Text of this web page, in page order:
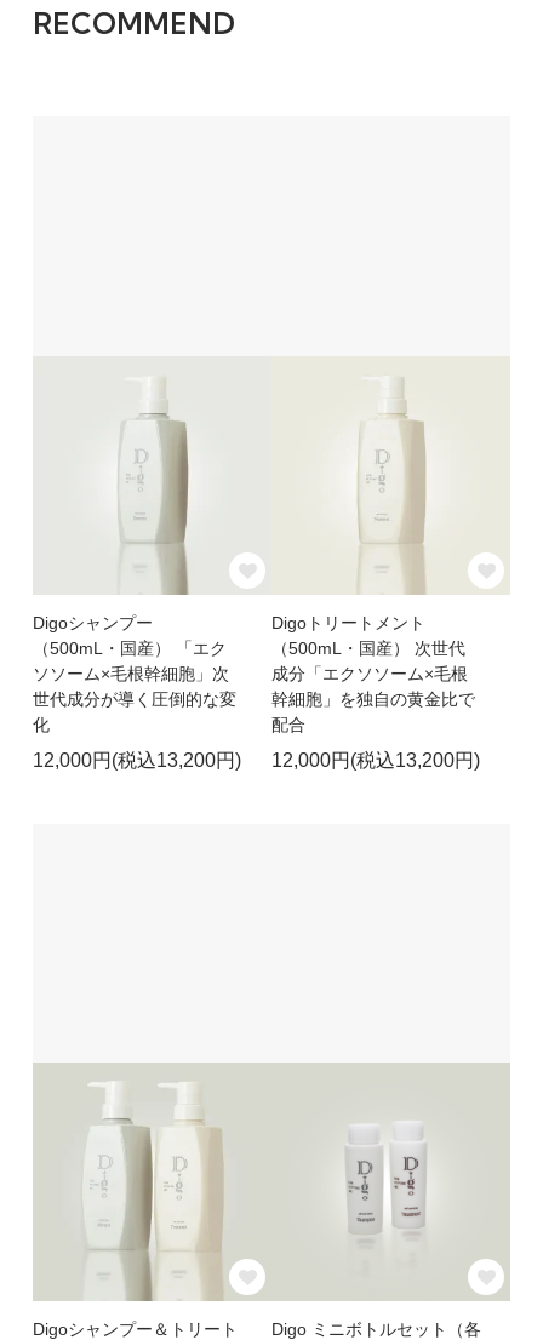
RECOMMEND
Digoシャンプー
（500mL・国産） 「エク
ソソーム×毛根幹細胞」次
世代成分が導く圧倒的な変
化
12,000円(税込13,200円)
Digoトリートメント
（500mL・国産） 次世代
成分「エクソソーム×毛根
幹細胞」を独自の黄金比で
配合
12,000円(税込13,200円)
Digoシャンプー＆トリート
Digo ミニボトルセット（各